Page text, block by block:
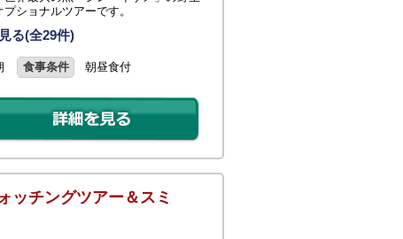
ショナルツアーです。
る(全29件)
食事条件 朝昼食付
チングツアー＆スミ